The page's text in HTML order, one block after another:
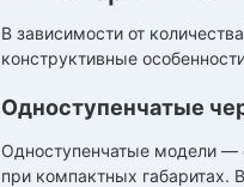
В зависимости от
конструктивные
Одноступенчатые
Одноступенчатые модели —
при компактных габаритах.